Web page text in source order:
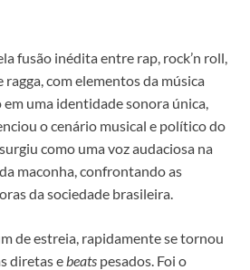
fusão inédita entre rap, rock’n roll,
ragga, com elementos da música
uma identidade sonora única,
o cenário musical e político do
como uma voz audaciosa na
maconha, confrontando as
da sociedade brasileira.
de estreia, rapidamente se tornou
diretas e beats pesados. Foi o